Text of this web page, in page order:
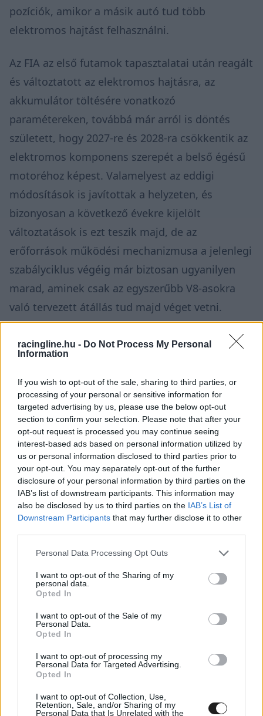
racingline.hu - Do Not Process My Personal
Information
If you wish to opt-out of the sale, sharing to third parties, or
processing of your personal or sensitive information for
targeted advertising by us, please use the below opt-out
section to confirm your selection. Please note that after your
opt-out request is processed you may continue seeing
interest-based ads based on personal information utilized by
us or personal information disclosed to third parties prior to
your opt-out. You may separately opt-out of the further
disclosure of your personal information by third parties on the
IAB’s list of downstream participants. This information may
also be disclosed by us to third parties on the IAB’s List of
Downstream Participants that may further disclose it to other
Please note that this website/app uses one or more Google
not limited to your visit or usage behaviour. You may click to
grant or deny consent to Google and its third-party tags to
use your data for below specified purposes in below Google
consent section.
Personal Data Processing Opt Outs
I want to opt-out of the Sharing of my
personal data.
Opted In
I want to opt-out of the Sale of my
Personal Data.
Opted In
I want to opt-out of processing my
Personal Data for Targeted Advertising.
Opted In
I want to opt-out of Collection, Use,
Retention, Sale, and/or Sharing of my
Personal Data that Is Unrelated with the
pozíciók, amikor a másik autó tud több
elektromos hajtást felhasználni.
Az FIA az első futamok tapasztalatai után reagált
és változtatott az elektromos hajtásra, az
akkumulátor töltésére vonatkozó
paramétereken, továbbá már arról is döntés
született, hogy 2027-re és 2028-ra csökkentik az
elektromos komponens szerepét a belső égésű
motoréhoz képest. Valamelyest az eddigi
módosítások is javítottak a helyzeten, és
bizonyosan a következő évekre kijelölt
változtatások is ezt teszik majd, de az
erőforrások működési mechanizmusa a jelenlegi
szabályciklus végéig már biztosan ugyanilyen
marad, aminek csak az egyszerűbb V8-asokra
való tervezett átállás tud majd véget vetni.
Míg Montrealban és Barcelonában például
kevésbé nyomta rá a bélyegét a versenyzés
képére az elektromos hajtás használata, a nagy
energiaigényű, kevés nagy féktávot és sok
padlógázos szakaszt tartalmazó Silverstone-ban
több csata során is visszatért ez az úgynevezett
jojószerű versenyzés.
Alonso, aki a 18. helyen célba érve befejezte a
versenyt – noha a mezőny végén rostokoló